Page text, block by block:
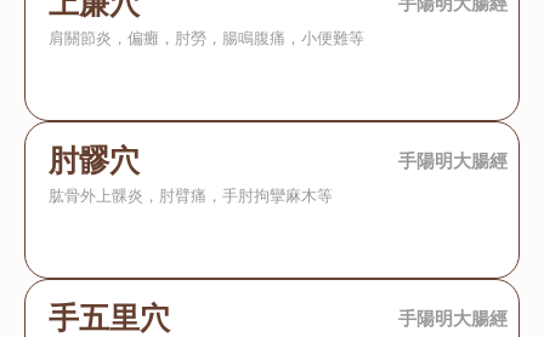
肩關節炎，偏癱，肘勞，腸鳴腹痛，小便難等
肘髎穴 手陽明大腸經
肱骨外上髁炎，肘臂痛，手肘拘攣麻木等
手五里穴 手陽明大腸經